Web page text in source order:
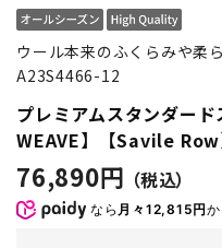
ウール本来のふくらみや柔
A23S4466-12
プレミアムスタンダー
WEAVE】【Savile Row
76,890円
なら 月々12,815円